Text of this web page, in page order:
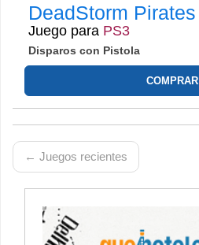
DeadStorm Pirates
Juego para PS3
Disparos con Pistola
COMPRAR
← Juegos recientes